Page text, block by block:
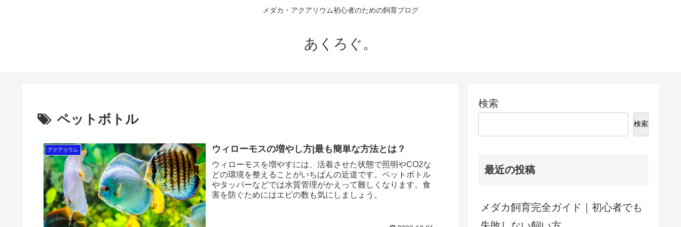
メダカ・アクアリウム初心者のための飼育ブログ
あくろぐ。
ペットボトル
アクアリウム ウィローモスの増やし方|最も簡単な方法とは？
ウィローモスを増やすには、活着させた状態で照明やCO2な
どの環境を整えることがいちばんの近道です。ペットボトル
やタッパーなどでは水質管理がかえって難しくなります。食
害を防ぐためにはエビの数も気にしましょう。
検索
検索
最近の投稿
メダカ飼育完全ガイド｜初心者でも